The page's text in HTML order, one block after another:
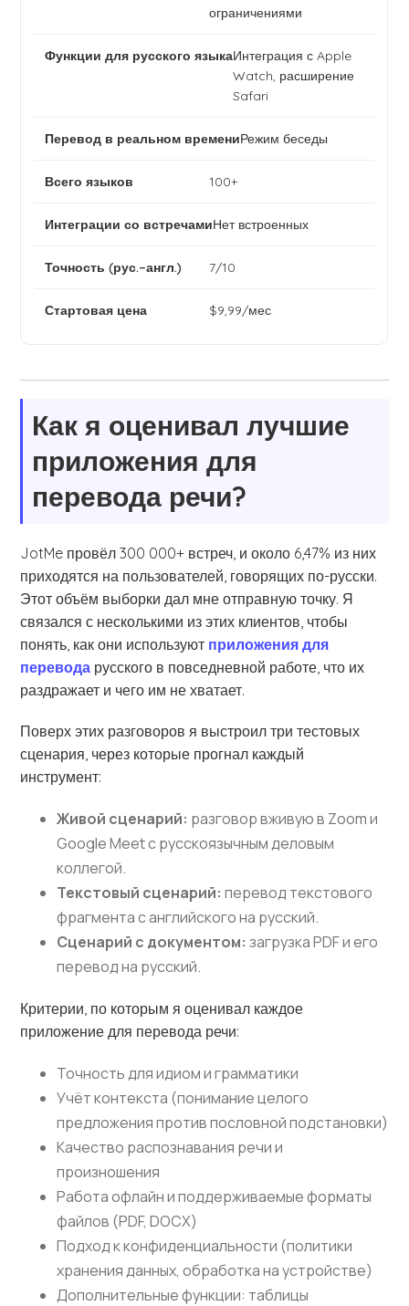
ограничениями
Интеграция с Apple
Watch, расширение
Safari
Режим беседы
100+
Нет встроенных
7/10
$9,99/мес
Как я оценивал лучшие
приложения для
перевода речи?
JotMe провёл 300 000+ встреч, и около 6,47% из них
приходятся на пользователей, говорящих по-русски.
Этот объём выборки дал мне отправную точку. Я
связался с несколькими из этих клиентов, чтобы
понять, как они используют приложения для
перевода русского в повседневной работе, что их
раздражает и чего им не хватает.
Поверх этих разговоров я выстроил три тестовых
сценария, через которые прогнал каждый
инструмент:
Живой сценарий: разговор вживую в Zoom и
Google Meet с русскоязычным деловым
коллегой.
Текстовый сценарий: перевод текстового
фрагмента с английского на русский.
Сценарий с документом: загрузка PDF и его
перевод на русский.
Критерии, по которым я оценивал каждое
приложение для перевода речи:
Точность для идиом и грамматики
Учёт контекста (понимание целого
предложения против пословной подстановки)
Качество распознавания речи и
произношения
Работа офлайн и поддерживаемые форматы
файлов (PDF, DOCX)
Подход к конфиденциальности (политики
хранения данных, обработка на устройстве)
Дополнительные функции: таблицы